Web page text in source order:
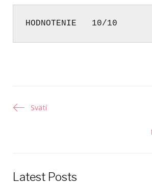
HODNOTENIE   10/10
Navigácia
Svätí
Latest Posts